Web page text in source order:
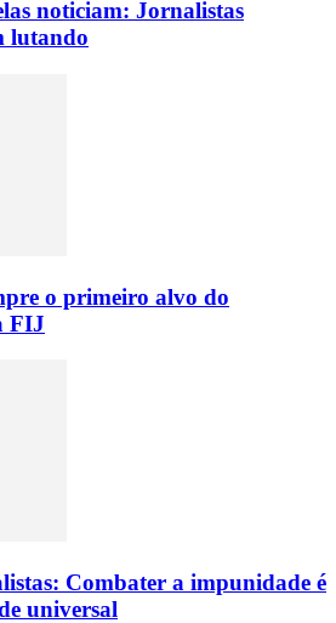
noticiam: Jornalistas
lutando
o primeiro alvo do
FIJ
Combater a impunidade é
universal